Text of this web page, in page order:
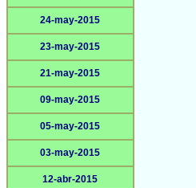
24-may-2015
23-may-2015
21-may-2015
09-may-2015
05-may-2015
03-may-2015
12-abr-2015